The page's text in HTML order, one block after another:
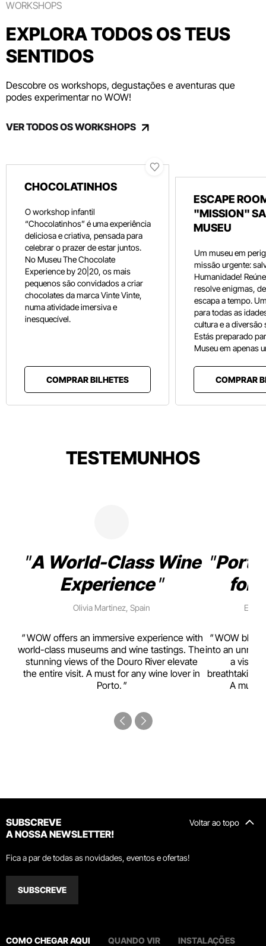
WORKSHOPS
EXPLORA TODOS OS TEUS
SENTIDOS
Descobre os workshops, degustações e aventuras que
podes experimentar no WOW!
VER TODOS OS WORKSHOPS
CHOCOLATINHOS
O workshop infantil
“Chocolatinhos” é uma experiência
deliciosa e criativa, pensada para
celebrar o prazer de estar juntos.
No Museu The Chocolate
Experience by 20|20, os mais
pequenos são convidados a criar
chocolates da marca Vinte Vinte,
numa atividade imersiva e
inesquecível.
COMPRAR BILHETES
ESCAPE
"MISSION"
MUSEU
Um museu em
missão urgente:
Humanidade!
resolve enigmas,
escapa a tempo.
para todas as
cultura e a diversão
Estás preparado
Museu em apenas
COMPRAR
TESTEMUNHOS
A World-Class Wine
Experience
Olivia Martinez, Spain
WOW offers an immersive experience with
world-class museums and wine tastings. The
stunning views of the Douro River elevate
the entire visit. A must for any wine lover in
Porto.
for
WOW
into an
a visual
breathtaking
A must-
Voltar ao topo
SUBSCREVE
A NOSSA NEWSLETTER!
Fica a par de todas as novidades, eventos e ofertas!
SUBSCREVE
COMO CHEGAR AQUI QUANDO VIR INSTALAÇÕES